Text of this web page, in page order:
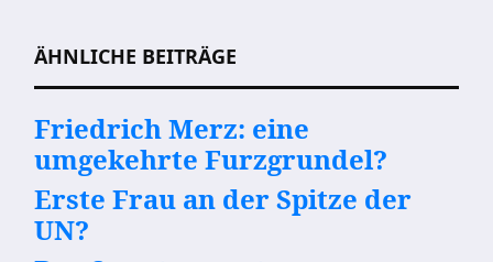
ÄHNLICHE BEITRÄGE
Friedrich Merz: eine
umgekehrte Furzgrundel?
Erste Frau an der Spitze der
UN?